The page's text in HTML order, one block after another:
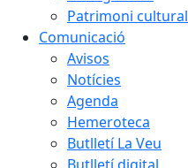
Patrimoni cultural
Comunicació
Avisos
Notícies
Agenda
Hemeroteca
Butlletí La Veu